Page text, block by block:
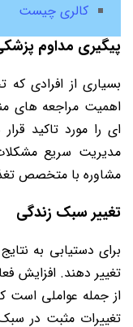
کالری چیست
پیگیری مداوم
بسیاری از افرادی
اهمیت مراجعه های
ای را مورد تاکید
مدیریت سریع
مشاوره با متخصص
تغییر سبک زندگی
برای دستیابی به
تغییر دهند. افزایش
از جمله عواملی است
تغییرات مثبت در